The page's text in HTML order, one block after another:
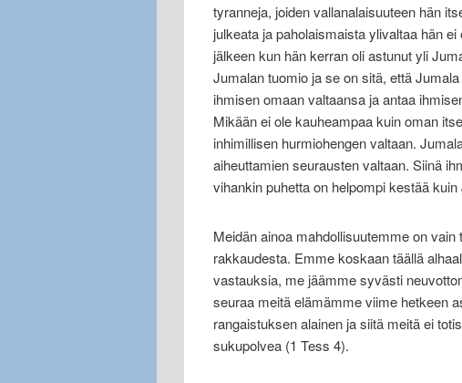
tyranneja, joiden vallanalaisuuteen hän
julkeata ja paholaismaista ylivaltaa hän
jälkeen kun hän kerran oli astunut yli
Jumalan tuomio ja se on sitä, että
ihmisen omaan valtaansa ja antaa
Mikään ei ole kauheampaa kuin oman
inhimillisen hurmiohengen valtaan.
aiheuttamien seurausten valtaan. Siinä
vihankin puhetta on helpompi kestää
Meidän ainoa mahdollisuutemme on
rakkaudesta. Emme koskaan täällä
vastauksia, me jäämme syvästi
seuraa meitä elämämme viime hetkeen
rangaistuksen alainen ja siitä meitä ei
sukupolvea (1 Tess 4).